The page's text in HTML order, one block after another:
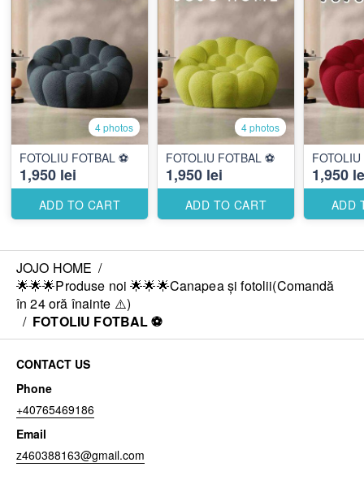
4 photos
FOTOLIU FOTBAL ⚽️
1,950 lei
ADD TO CART
4 photos
FOTOLIU FOTBAL ⚽️
1,950 lei
ADD TO CART
1,950
ADD
JOJO HOME /
🌟🌟🌟Produse noi 🌟🌟🌟Canapea și fotolii(Comandă
în 24 oră înainte ⚠️)
/ FOTOLIU FOTBAL ⚽️
CONTACT US
Phone
+40765469186
Email
z460388163@gmail.com